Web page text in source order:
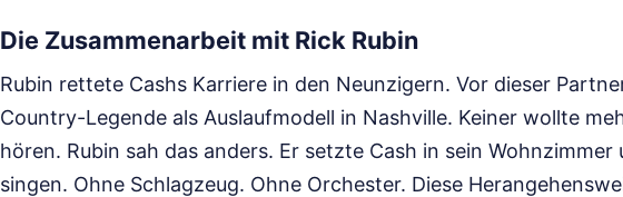
Die Zusammenarbeit mit Rick Rubin
Rubin rettete Cashs Karriere in den Neunzigern. Vor dieser
Country-Legende als Auslaufmodell in Nashville. Keiner wollte
hören. Rubin sah das anders. Er setzte Cash in sein Wohnzimmer
singen. Ohne Schlagzeug. Ohne Orchester. Diese